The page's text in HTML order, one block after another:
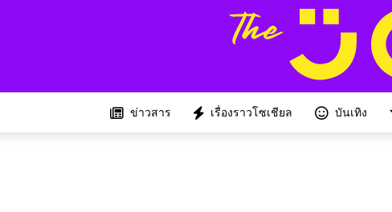
ข่าวสาร เรื่องราวโซเชียล บันเทิง